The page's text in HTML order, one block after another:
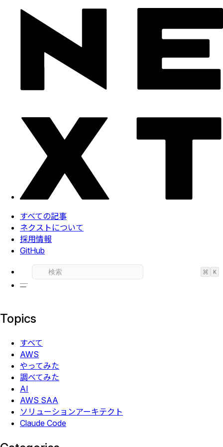
すべての記事
ネクストについて
採用情報
GitHub
⌘ K
Topics
すべて
AWS
やってみた
調べてみた
AI
AWS SAA
ソリューションアーキテクト
Claude Code